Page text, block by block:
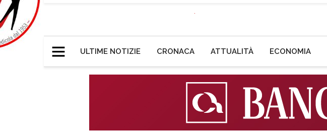
ULTIME NOTIZIE CRONACA ATTUALITÀ ECONOMIA